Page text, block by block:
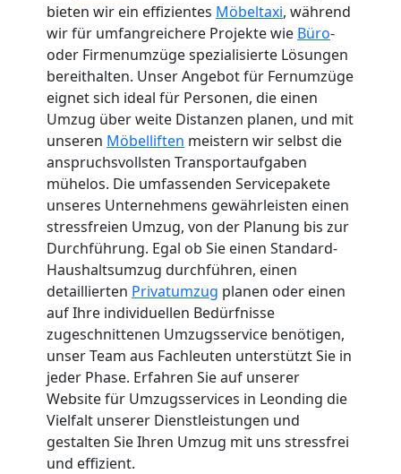
bieten wir ein effizientes Möbeltaxi, während
wir für umfangreichere Projekte wie Büro-
oder Firmenumzüge spezialisierte Lösungen
bereithalten. Unser Angebot für Fernumzüge
eignet sich ideal für Personen, die einen
Umzug über weite Distanzen planen, und mit
unseren Möbelliften meistern wir selbst die
anspruchsvollsten Transportaufgaben
mühelos. Die umfassenden Servicepakete
unseres Unternehmens gewährleisten einen
stressfreien Umzug, von der Planung bis zur
Durchführung. Egal ob Sie einen Standard-
Haushaltsumzug durchführen, einen
detaillierten Privatumzug planen oder einen
auf Ihre individuellen Bedürfnisse
zugeschnittenen Umzugsservice benötigen,
unser Team aus Fachleuten unterstützt Sie in
jeder Phase. Erfahren Sie auf unserer
Website für Umzugsservices in Leonding die
Vielfalt unserer Dienstleistungen und
gestalten Sie Ihren Umzug mit uns stressfrei
und effizient.